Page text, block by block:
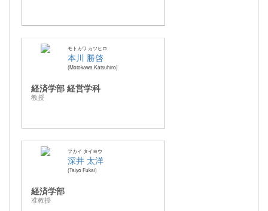
モトカワ カツヒロ
本川 勝啓
Motokawa Katsuhiro
経済学部 経営学科
教授
フカイ タイヨウ
深井 太洋
Taiyo Fukai
経済学部
准教授